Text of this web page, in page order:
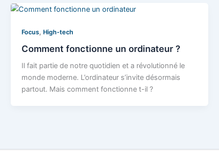
Focus, High-tech
Comment fonctionne un ordinateur ?
Il fait partie de notre quotidien et a révolutionné le
monde moderne. L’ordinateur s’invite désormais
partout. Mais comment fonctionne t-il ?